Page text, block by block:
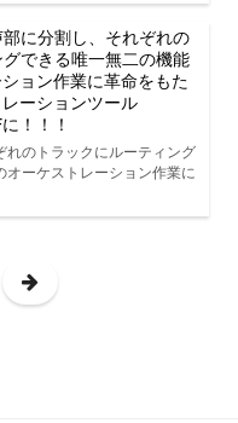
に分割し、それぞれの
できる唯一無二の機能
ョン作業に革命をもた
ーションツール
！！！
れのトラックにルーティング
ーケストレーション作業に